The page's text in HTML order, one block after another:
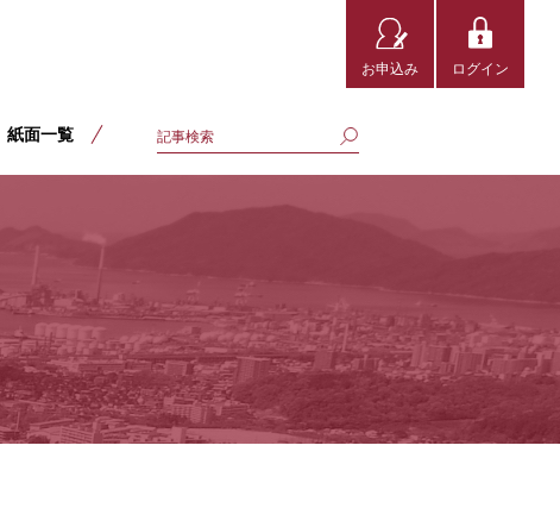
お申込み ログイン
紙面一覧